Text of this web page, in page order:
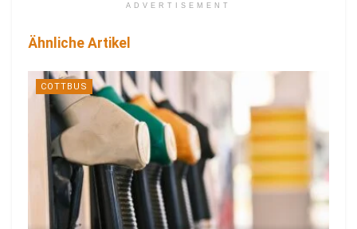
ADVERTISEMENT
Ähnliche Artikel
COTTBUS